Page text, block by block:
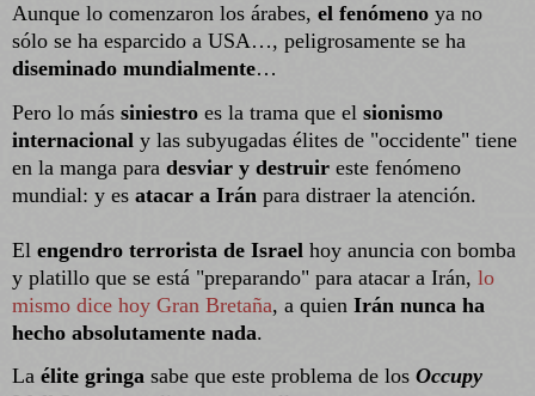
Aunque lo comenzaron los árabes, el fenómeno ya no
sólo se ha esparcido a USA…, peligrosamente se ha
diseminado mundialmente…
Pero lo más siniestro es la trama que el sionismo
internacional y las subyugadas élites de "occidente" tiene
en la manga para desviar y destruir este fenómeno
mundial: y es atacar a Irán para distraer la atención.
El engendro terrorista de Israel hoy anuncia con bomba
y platillo que se está "preparando" para atacar a Irán, lo
mismo dice hoy Gran Bretaña, a quien Irán nunca ha
hecho absolutamente nada.
La élite gringa sabe que este problema de los Occupy